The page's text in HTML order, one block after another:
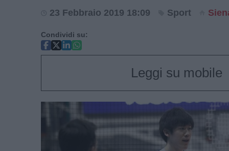
23 Febbraio 2019 18:09 Sport
Condividi su:
Leggi su mobile